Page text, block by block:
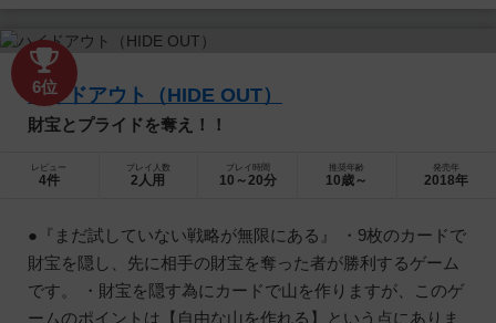
6位
ハイドアウト（HIDE OUT）
財宝とプライドを奪え！！
レビュー
4件
プレイ人数
2人用
プレイ時間
10～20分
推奨年齢
10歳～
発売年
2018年
●『まだ試していない戦略が無限にある』 ・9枚のカードで
財宝を隠し、先に相手の財宝を奪った者が勝利するゲーム
です。 ・財宝を隠す為にカードで山を作りますが、このゲ
ームのポイントは【自由な山を作れる】という点にありま